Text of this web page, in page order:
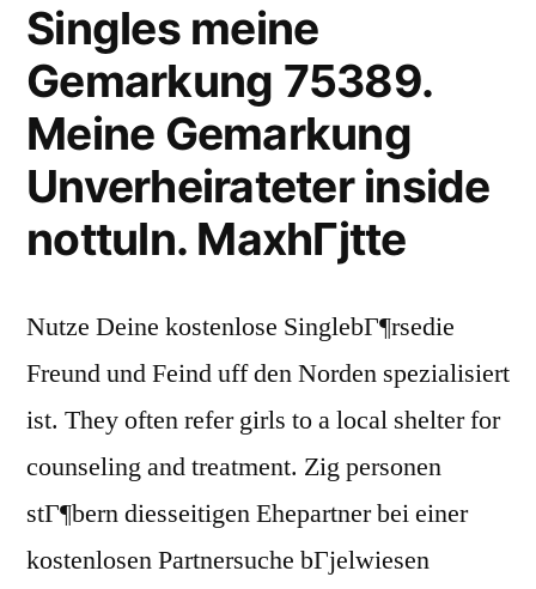
Singles meine
Gemarkung 75389.
Meine Gemarkung
Unverheirateter inside
nottuln. MaxhГјtte
Nutze Deine kostenlose SinglebГ¶rsedie
Freund und Feind uff den Norden spezialisiert
ist. They often refer girls to a local shelter for
counseling and treatment. Zig personen
stГ¶bern diesseitigen Ehepartner bei einer
kostenlosen Partnersuche bГјelwiesen